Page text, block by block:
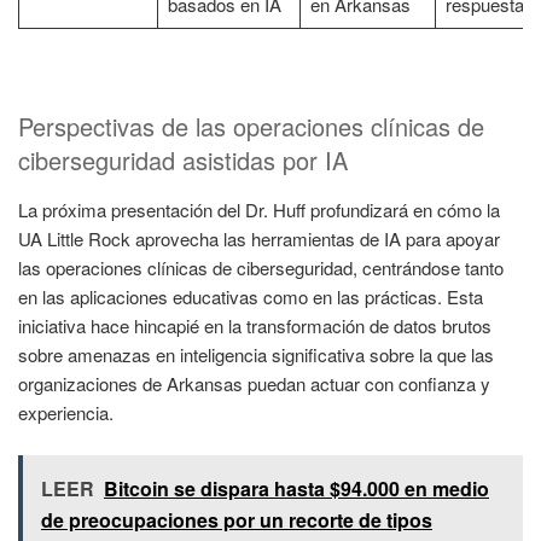
Perspectivas de las operaciones clínicas de
ciberseguridad asistidas por IA
La próxima presentación del Dr. Huff profundizará en cómo la
UA Little Rock aprovecha las herramientas de IA para apoyar
las operaciones clínicas de ciberseguridad, centrándose tanto
en las aplicaciones educativas como en las prácticas. Esta
iniciativa hace hincapié en la transformación de datos brutos
sobre amenazas en inteligencia significativa sobre la que las
organizaciones de Arkansas puedan actuar con confianza y
experiencia.
LEER Bitcoin se dispara hasta $94.000 en medio
de preocupaciones por un recorte de tipos